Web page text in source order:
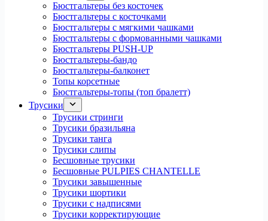
Бюстгальтеры без косточек
Бюстгальтеры с косточками
Бюстгальтеры с мягкими чашками
Бюстгальтеры с формованными чашками
Бюстгальтеры PUSH-UP
Бюстгальтеры-бандо
Бюстгальтеры-балконет
Топы корсетные
Бюстгальтеры-топы (топ бралетт)
Трусики
Трусики стринги
Трусики бразильяна
Трусики танга
Трусики слипы
Бесшовные трусики
Бесшовные PULPIES CHANTELLE
Трусики завышенные
Трусики шортики
Трусики с надписями
Трусики корректирующие